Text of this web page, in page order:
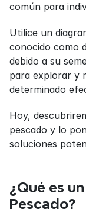
común para
Utilice un
conocido como
debido a su
para explorar y
determinado
Hoy,
pescado y lo
soluciones
¿Qué es
Pescado?